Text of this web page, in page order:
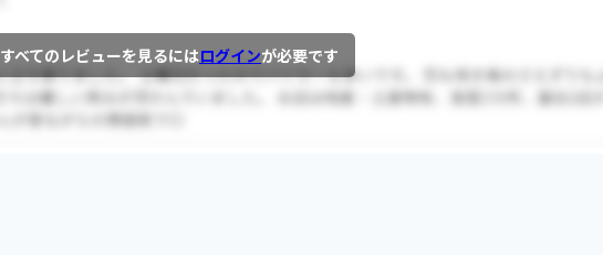
すべてのレビューを見るにはログインが必要です